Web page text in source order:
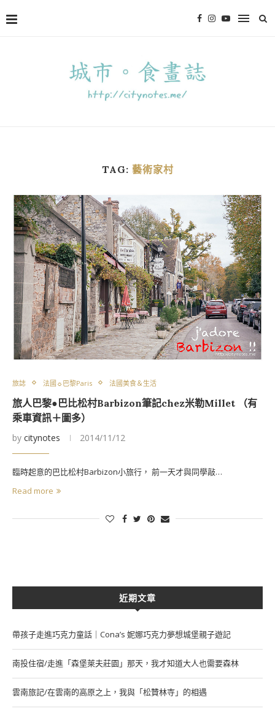
TAG: 藝術家村
旅誌 法國☼巴黎Paris 法國美食＆生活
旅人巴黎●巴比松村Barbizon筆記chez米勒Millet （有
乘車資訊＋圖多）
by citynotes 2014/11/12
臨時起意的巴比松村Barbizon小旅行， 前一天才與同學敲…
Read more
近期文章
帶孩子走進巧克力童話｜Cona’s 妮娜巧克力夢想城堡親子遊記
南投住宿/走進「森堡萊夫莊園」那天，我才知道大人也需要森林
雲南旅記/在雲南的高原之上，我與「松贊林寺」的相遇